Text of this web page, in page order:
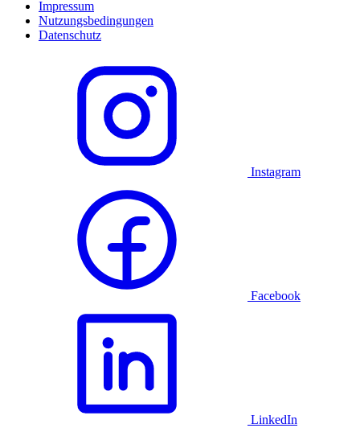
Impressum
Nutzungsbedingungen
Datenschutz
Instagram
Facebook
LinkedIn